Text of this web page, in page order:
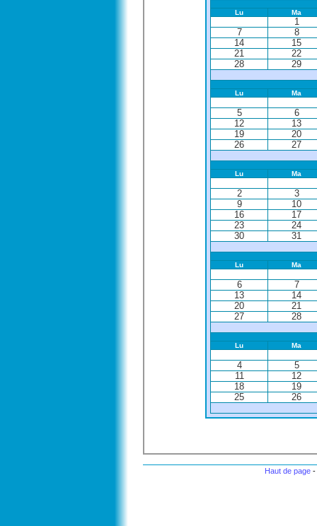
Lu Ma
1
7
8
14
15
21
22
28
29
Lu Ma
5
6
12
13
19
20
26
27
Lu Ma
2
3
9
10
16
17
23
24
30
31
Lu Ma
6
7
13
14
20
21
27
28
Lu Ma
4
5
11
12
18
19
25
26
Haut de page